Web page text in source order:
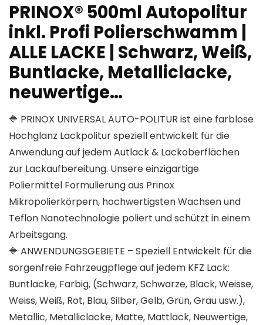
PRINOX® 500ml Autopolitur
inkl. Profi Polierschwamm |
ALLE LACKE | Schwarz, Weiß,
Buntlacke, Metalliclacke,
neuwertige…
🔷 PRINOX UNIVERSAL AUTO-POLITUR ist eine farblose
Hochglanz Lackpolitur speziell entwickelt für die
Anwendung auf jedem Autlack & Lackoberflächen
zur Lackaufbereitung. Unsere einzigartige
Poliermittel Formulierung aus Prinox
Mikropolierkörpern, hochwertigsten Wachsen und
Teflon Nanotechnologie poliert und schützt in einem
Arbeitsgang.
🔷 ANWENDUNGSGEBIETE – Speziell Entwickelt für die
sorgenfreie Fahrzeugpflege auf jedem KFZ Lack:
Buntlacke, Farbig, (Schwarz, Schwarze, Black, Weisse,
Weiss, Weiß, Rot, Blau, Silber, Gelb, Grün, Grau usw.),
Metallic, Metalliclacke, Matte, Mattlack, Neuwertige,